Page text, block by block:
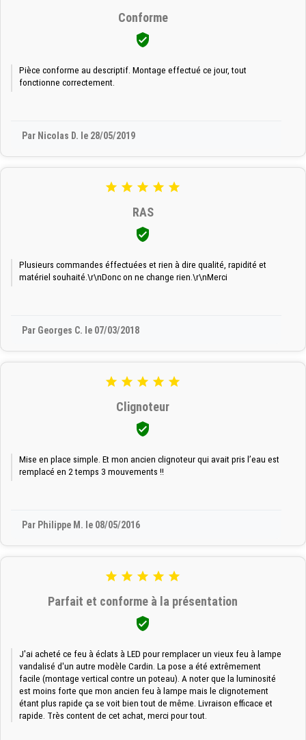
Conforme

Pièce conforme au descriptif. Montage effectué ce jour, tout
fonctionne correctement.
Par Nicolas D. le 28/05/2019
    
RAS

Plusieurs commandes éffectuées et rien à dire qualité, rapidité et
matériel souhaité.\r\nDonc on ne change rien.\r\nMerci
Par Georges C. le 07/03/2018
    
Clignoteur

Mise en place simple. Et mon ancien clignoteur qui avait pris l’eau est
remplacé en 2 temps 3 mouvements !!
Par Philippe M. le 08/05/2016
    
Parfait et conforme à la présentation

J'ai acheté ce feu à éclats à LED pour remplacer un vieux feu à lampe
vandalisé d'un autre modèle Cardin. La pose a été extrêmement
facile (montage vertical contre un poteau). A noter que la luminosité
est moins forte que mon ancien feu à lampe mais le clignotement
étant plus rapide ça se voit bien tout de même. Livraison efficace et
rapide. Très content de cet achat, merci pour tout.